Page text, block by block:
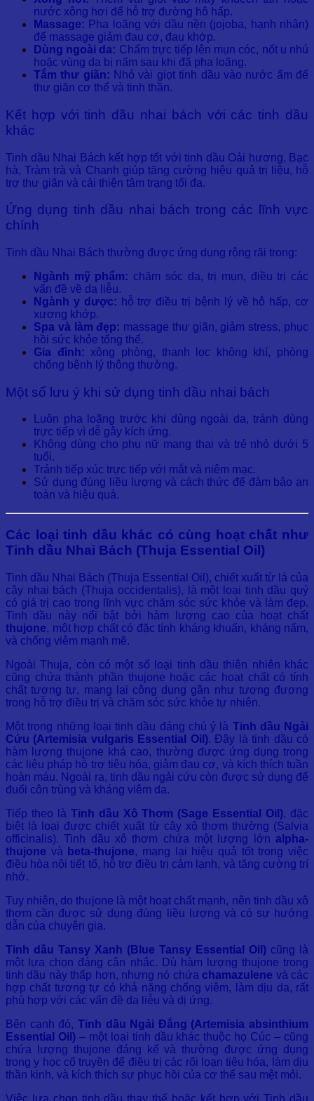
nước xông hơi để hỗ trợ đường hô hấp.
Massage: Pha loãng với dầu nền (jojoba, hạnh nhân)
để massage giảm đau cơ, đau khớp.
Dùng ngoài da: Chấm trực tiếp lên mụn cóc, nốt u nhú
hoặc vùng da bị nấm sau khi đã pha loãng.
Tắm thư giãn: Nhỏ vài giọt tinh dầu vào nước ấm để
thư giãn cơ thể và tinh thần.
Kết hợp với tinh dầu nhai bách với các tinh dầu
khác
Tinh dầu Nhai Bách kết hợp tốt với tinh dầu Oải hương, Bạc
hà, Tràm trà và Chanh giúp tăng cường hiệu quả trị liệu, hỗ
trợ thư giãn và cải thiện tâm trạng tối đa.
Ứng dụng tinh dầu nhai bách trong các lĩnh vực
chính
Tinh dầu Nhai Bách thường được ứng dụng rộng rãi trong:
Ngành mỹ phẩm: chăm sóc da, trị mụn, điều trị các
vấn đề về da liễu.
Ngành y dược: hỗ trợ điều trị bệnh lý về hô hấp, cơ
xương khớp.
Spa và làm đẹp: massage thư giãn, giảm stress, phục
hồi sức khỏe tổng thể.
Gia đình: xông phòng, thanh lọc không khí, phòng
chống bệnh lý thông thường.
Một số lưu ý khi sử dụng tinh dầu nhai bách
Luôn pha loãng trước khi dùng ngoài da, tránh dùng
trực tiếp vì dễ gây kích ứng.
Không dùng cho phụ nữ mang thai và trẻ nhỏ dưới 5
tuổi.
Tránh tiếp xúc trực tiếp với mắt và niêm mạc.
Sử dụng đúng liều lượng và cách thức để đảm bảo an
toàn và hiệu quả.
Các loại tinh dầu khác có cùng hoạt chất như
Tinh dầu Nhai Bách (Thuja Essential Oil)
Tinh dầu Nhai Bách (Thuja Essential Oil), chiết xuất từ lá của
cây nhai bách (Thuja occidentalis), là một loại tinh dầu quý
có giá trị cao trong lĩnh vực chăm sóc sức khỏe và làm đẹp.
Tinh dầu này nổi bật bởi hàm lượng cao của hoạt chất
thujone, một hợp chất có đặc tính kháng khuẩn, kháng nấm,
và chống viêm mạnh mẽ.
Ngoài Thuja, còn có một số loại tinh dầu thiên nhiên khác
cũng chứa thành phần thujone hoặc các hoạt chất có tính
chất tương tự, mang lại công dụng gần như tương đương
trong hỗ trợ điều trị và chăm sóc sức khỏe tự nhiên.
Một trong những loại tinh dầu đáng chú ý là Tinh dầu Ngải
Cứu (Artemisia vulgaris Essential Oil). Đây là tinh dầu có
hàm lượng thujone khá cao, thường được ứng dụng trong
các liệu pháp hỗ trợ tiêu hóa, giảm đau cơ, và kích thích tuần
hoàn máu. Ngoài ra, tinh dầu ngải cứu còn được sử dụng để
đuổi côn trùng và kháng viêm da.
Tiếp theo là Tinh dầu Xô Thơm (Sage Essential Oil), đặc
biệt là loại được chiết xuất từ cây xô thơm thường (Salvia
officinalis). Tinh dầu xô thơm chứa một lượng lớn alpha-
thujone và beta-thujone, mang lại hiệu quả tốt trong việc
điều hòa nội tiết tố, hỗ trợ điều trị cảm lạnh, và tăng cường trí
nhớ.
Tuy nhiên, do thujone là một hoạt chất mạnh, nên tinh dầu xô
thơm cần được sử dụng đúng liều lượng và có sự hướng
dẫn của chuyên gia.
Tinh dầu Tansy Xanh (Blue Tansy Essential Oil) cũng là
một lựa chọn đáng cân nhắc. Dù hàm lượng thujone trong
tinh dầu này thấp hơn, nhưng nó chứa chamazulene và các
hợp chất tương tự có khả năng chống viêm, làm dịu da, rất
phù hợp với các vấn đề da liễu và dị ứng.
Bên cạnh đó, Tinh dầu Ngải Đắng (Artemisia absinthium
Essential Oil)– một loại tinh dầu khác thuộc họ Cúc – cũng
chứa lượng thujone đáng kể và thường được ứng dụng
trong y học cổ truyền để điều trị các rối loạn tiêu hóa, làm dịu
thần kinh, và kích thích sự phục hồi của cơ thể sau mệt mỏi.
Việc lựa chọn tinh dầu thay thế hoặc kết hợp với Tinh dầu